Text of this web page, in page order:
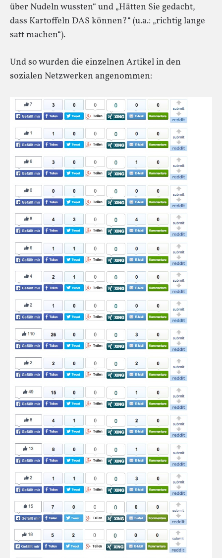
über Nudeln wussten“ und „Hätten Sie gedacht,
dass Kartoffeln DAS können?“ (u.a.: „richtig lange
satt machen“).
Und so wurden die einzelnen Artikel in den
sozialen Netzwerken angenommen: